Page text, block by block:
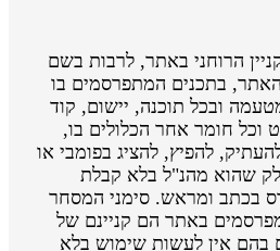
הרוחני באתר, לרבות בשם
בתכנים המתפרסמים בו
ובכל תוכנה, יישום, קוד
חומר אחר הכלולים בו,
להפיץ, להציג בפומבי או
שהוא מהנ"ל בלא קבלת
ומראש. סימני המסחר
באתר הם קניינם של
אין לעשות שימוש בלא